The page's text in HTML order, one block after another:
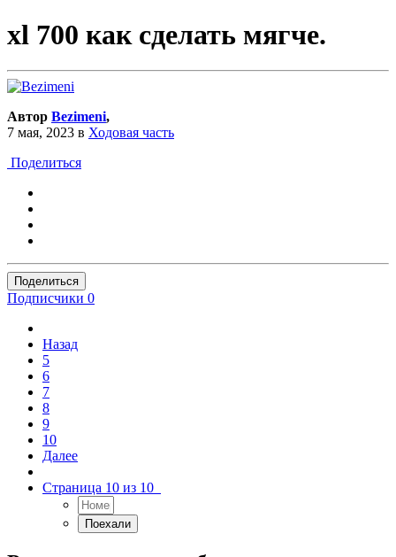
xl 700 как сделать мягче.
Автор Bezimeni,
7 мая, 2023 в Ходовая часть
Поделиться
Поделиться
Подписчики 0
Назад
5
6
7
8
9
10
Далее
Страница 10 из 10